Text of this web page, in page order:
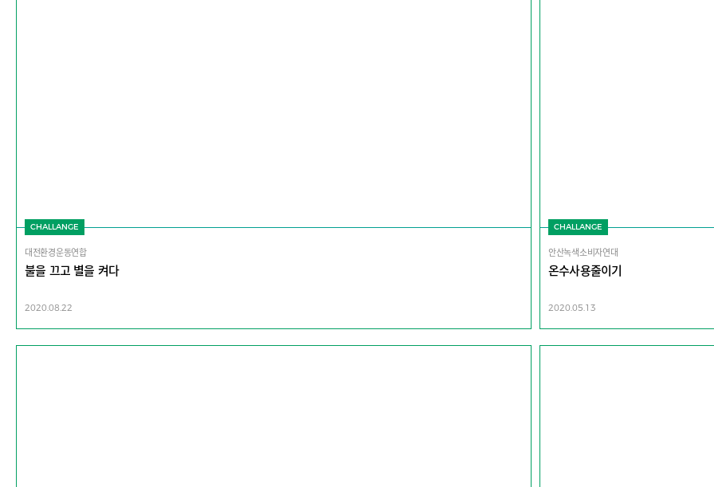
CHALLANGE
대전환경운동연합
불을 끄고 별을 켜다
2020.08.22
CHALLANGE
안산녹색소비자연대
온수사용줄이기
2020.05.13